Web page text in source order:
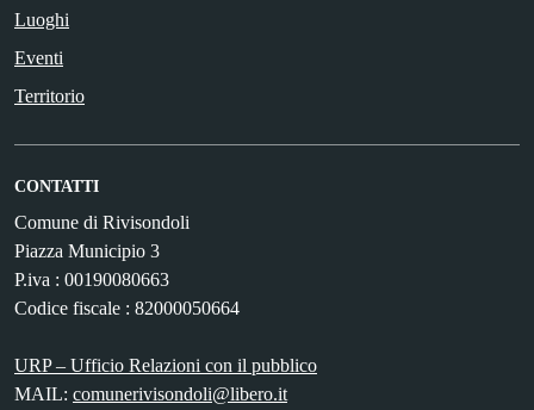
Luoghi
Eventi
Territorio
CONTATTI
Comune di Rivisondoli
Piazza Municipio 3
P.iva : 00190080663
Codice fiscale : 82000050664
URP – Ufficio Relazioni con il pubblico
MAIL: comunerivisondoli@libero.it